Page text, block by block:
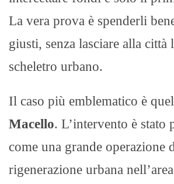
La vera prova è spenderli
giusti, senza lasciare alla città
scheletro urbano.
Il caso più emblematico è
Macello. L’intervento è stato
come una grande operazione
rigenerazione urbana